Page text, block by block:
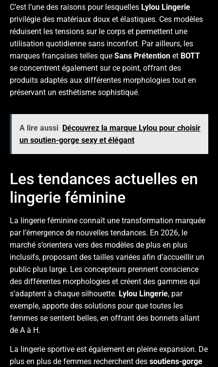
C’est l’une des raisons pour lesquelles Lylou Lingerie
privilégie des matériaux doux et élastiques. Ces modèles
réduisent les tensions sur le corps et permettent une
utilisation quotidienne sans inconfort. Par ailleurs, les
marques françaises telles que Sans Prétention et BOTT
se concentrent également sur ce point, offrant des
produits adaptés aux différentes morphologies tout en
préservant un esthétisme sophistiqué.
A lire aussi Découvrez la marque Lylou pour choisir
un soutien-gorge sexy et élégant
Les tendances actuelles en
lingerie féminine
La lingerie féminine connaît une transformation marquée
par l’émergence de nouvelles tendances. En 2026, le
marché s’orientera vers des modèles de plus en plus
inclusifs, proposant des tailles variées afin d’accueillir un
public plus large. Les concepteurs prennent conscience
des différentes morphologies et créent des gammes qui
s’adaptent à chaque silhouette. Lylou Lingerie, par
exemple, apporte des solutions pour que toutes les
femmes se sentent belles, en offrant des bonnets allant
de A à H.
La lingerie sportive est également en pleine expansion. De
plus en plus de femmes recherchent des soutiens-gorge